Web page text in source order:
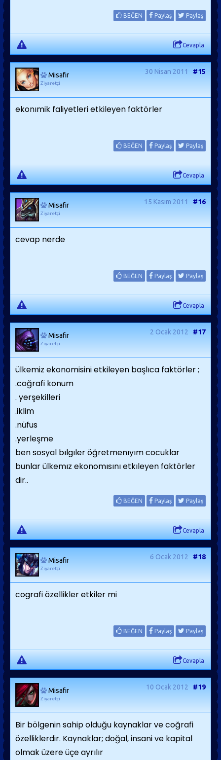
BEĞEN Paylaş Paylaş
Cevapla
Misafir
Ziyaretçi
30 Nisan 2011 #15
ekonımik faliyetleri etkileyen faktörler
BEĞEN Paylaş Paylaş
Cevapla
Misafir
Ziyaretçi
15 Kasım 2011 #16
cevap nerde
BEĞEN Paylaş Paylaş
Cevapla
Misafir
Ziyaretçi
2 Ocak 2012 #17
ülkemiz ekonomisini etkileyen başlıca faktörler ;
.coğrafi konum
. yerşekilleri
.iklim
.nüfus
.yerleşme
ben sosyal bılgıler öğretmenıyım cocuklar
bunlar ülkemız ekonomısını etkıleyen faktörler
dir..
BEĞEN Paylaş Paylaş
Cevapla
Misafir
Ziyaretçi
6 Ocak 2012 #18
cografi özellikler etkiler mi
BEĞEN Paylaş Paylaş
Cevapla
Misafir
Ziyaretçi
10 Ocak 2012 #19
Bir bölgenin sahip olduğu kaynaklar ve coğrafi
özelliklerdir. Kaynaklar; doğal, insani ve kapital
olmak üzere üçe ayrılır